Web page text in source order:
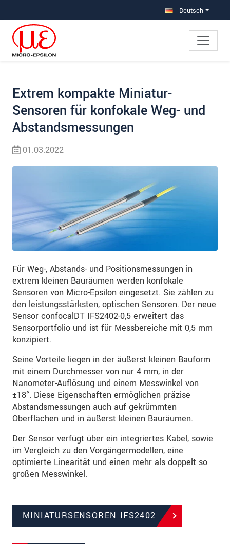
Deutsch
Extrem kompakte Miniatur-
Sensoren für konfokale Weg- und
Abstandsmessungen
01.03.2022
Für Weg-, Abstands- und Positionsmessungen in
extrem kleinen Bauräumen werden konfokale
Sensoren von Micro-Epsilon eingesetzt. Sie zählen zu
den leistungsstärksten, optischen Sensoren. Der neue
Sensor confocalDT IFS2402-0,5 erweitert das
Sensorportfolio und ist für Messbereiche mit 0,5 mm
konzipiert.
Seine Vorteile liegen in der äußerst kleinen Bauform
mit einem Durchmesser von nur 4 mm, in der
Nanometer-Auflösung und einem Messwinkel von
±18°. Diese Eigenschaften ermöglichen präzise
Abstandsmessungen auch auf gekrümmten
Oberflächen und in äußerst kleinen Bauräumen.
Der Sensor verfügt über ein integriertes Kabel, sowie
im Vergleich zu den Vorgängermodellen, eine
optimierte Linearität und einen mehr als doppelt so
großen Messwinkel.
MINIATURSENSOREN IFS2402